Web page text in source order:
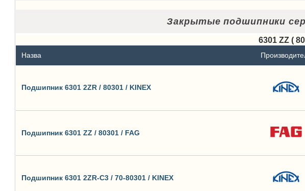
Закрытые подшипники
6301 ZZ (
Назва
Подшипник 6301 2ZR / 80301 / KINEX
Подшипник 6301 ZZ / 80301 / FAG
Подшипник 6301 2ZR-C3 / 70-80301 / KINEX